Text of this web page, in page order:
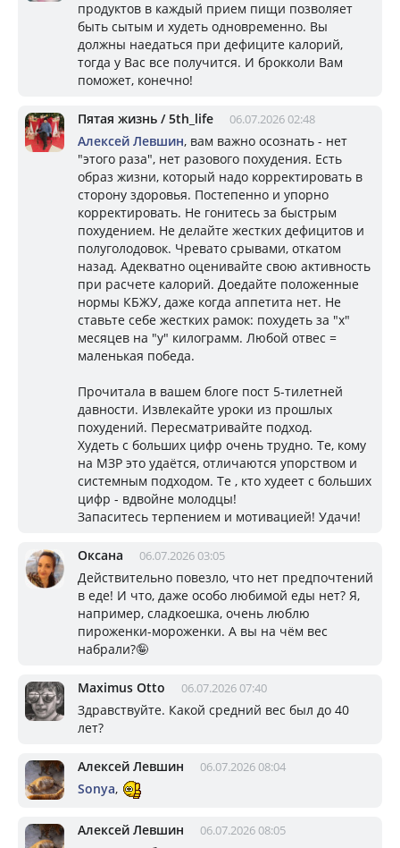
продуктов в каждый прием пищи позволяет
быть сытым и худеть одновременно. Вы
должны наедаться при дефиците калорий,
тогда у Вас все получится. И брокколи Вам
поможет, конечно!
Пятая жизнь / 5th_life 06.07.2026 02:48
Алексей Левшин, вам важно осознать - нет
"этого раза", нет разового похудения. Есть
образ жизни, который надо корректировать в
сторону здоровья. Постепенно и упорно
корректировать. Не гонитесь за быстрым
похудением. Не делайте жестких дефицитов и
полуголодовок. Чревато срывами, откатом
назад. Адекватно оценивайте свою активность
при расчете калорий. Доедайте положенные
нормы КБЖУ, даже когда аппетита нет. Не
ставьте себе жестких рамок: похудеть за "х"
месяцев на "у" килограмм. Любой отвес =
маленькая победа.
Прочитала в вашем блоге пост 5-тилетней
давности. Извлекайте уроки из прошлых
похудений. Пересматривайте подход.
Худеть с больших цифр очень трудно. Те, кому
на МЗР это удаётся, отличаются упорством и
системным подходом. Те , кто худеет с больших
цифр - вдвойне молодцы!
Запаситесь терпением и мотивацией! Удачи!
Оксана 06.07.2026 03:05
Действительно повезло, что нет предпочтений
в еде! И что, даже особо любимой еды нет? Я,
например, сладкоешка, очень люблю
пироженки-мороженки. А вы на чём вес
набрали?🤪
Maximus Otto 06.07.2026 07:40
Здравствуйте. Какой средний вес был до 40
лет?
Алексей Левшин 06.07.2026 08:04
Sonya,
Алексей Левшин 06.07.2026 08:05